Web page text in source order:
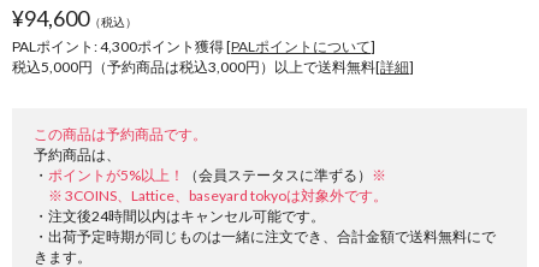
¥94,600（税込）
PALポイント: 4,300ポイント獲得 [PALポイントについて]
税込5,000円（予約商品は税込3,000円）以上で送料無料[詳細]
この商品は予約商品です。
予約商品は、
・ ポイントが5%以上！ （会員ステータスに準ずる） ※
※ 3COINS、Lattice、baseyard tokyoは対象外です。
・注文後24時間以内はキャンセル可能です。
・出荷予定時期が同じものは一緒に注文でき、合計金額で送料無料にで
きます。